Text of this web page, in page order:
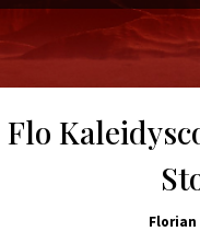
Florian